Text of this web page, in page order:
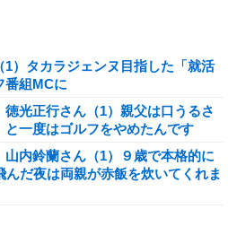
1）タカラジェンヌ目指した「就活
番組MCに
徳光正行さん（1）親父は口うるさ
と一度はゴルフをやめたんです
山内鈴蘭さん（1）９歳で本格的に
だ夜は両親が赤飯を炊いてくれま